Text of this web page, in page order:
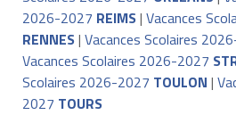
2026-2027 REIMS| Vacances
RENNES| Vacances Scolaires
Vacances Scolaires 2026-2027
Scolaires 2026-2027 TOULON |
2027 TOURS